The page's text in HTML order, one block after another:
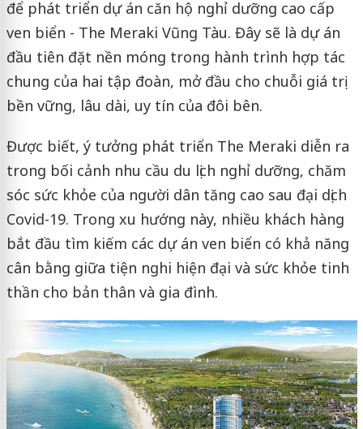
để phát triển dự án căn hộ nghỉ dưỡng cao cấp
ven biển - The Meraki Vũng Tàu. Đây sẽ là dự án
đầu tiên đặt nền móng trong hành trình hợp tác
chung của hai tập đoàn, mở đầu cho chuỗi giá trị
bền vững, lâu dài, uy tín của đôi bên.
Được biết, ý tưởng phát triển The Meraki diễn ra
trong bối cảnh nhu cầu du lịch nghỉ dưỡng, chăm
sóc sức khỏe của người dân tăng cao sau đại dịch
Covid-19. Trong xu hướng này, nhiều khách hàng
bắt đầu tìm kiếm các dự án ven biển có khả năng
cân bằng giữa tiện nghi hiện đại và sức khỏe tinh
thần cho bản thân và gia đình.